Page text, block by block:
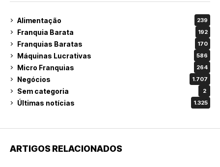
Alimentação 239
Franquia Barata 192
Franquias Baratas 170
Máquinas Lucrativas 586
Micro Franquias 264
Negócios 1.707
Sem categoria 2
Últimas notícias 1.325
ARTIGOS RELACIONADOS